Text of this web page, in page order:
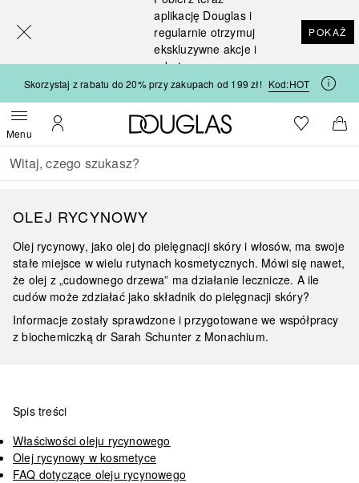
aplikację Douglas i
regularnie otrzymuj
ekskluzywne akcje i
rabaty
POKAŻ
Skorzystaj z rabatu do 20% przy zakupach od 199 zł! Kod:HOT
MenuOtwórz menuMoje konto
Strona główna Douglas
Do listyDo
Wracać
Wykonaj wyszukiwanie
OLEJ RYCYNOWY
Olej rycynowy, jako olej do pielęgnacji skóry i włosów, ma swoje
stałe miejsce w wielu rutynach kosmetycznych. Mówi się nawet,
że olej z „cudownego drzewa” ma działanie lecznicze. A ile
cudów może zdziałać jako składnik do pielęgnacji skóry?
Informacje zostały sprawdzone i przygotowane we współpracy
zbiochemiczką dr Sarah Schunter z Monachium.
Spis treści
Właściwości oleju rycynowego
Olej rycynowy w kosmetyce
FAQ dotyczące oleju rycynowego
[navigation.slideout.screenreader]